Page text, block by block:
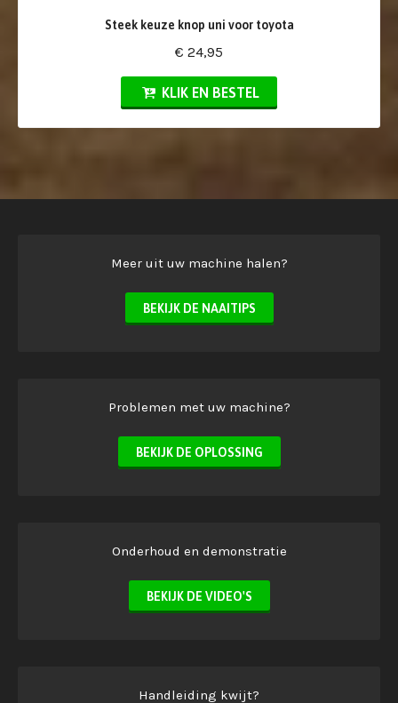
Steek keuze knop uni voor toyota
€ 24,95
KLIK EN BESTEL
Meer uit uw machine halen?
BEKIJK DE NAAITIPS
Problemen met uw machine?
BEKIJK DE OPLOSSING
Onderhoud en demonstratie
BEKIJK DE VIDEO'S
Handleiding kwijt?